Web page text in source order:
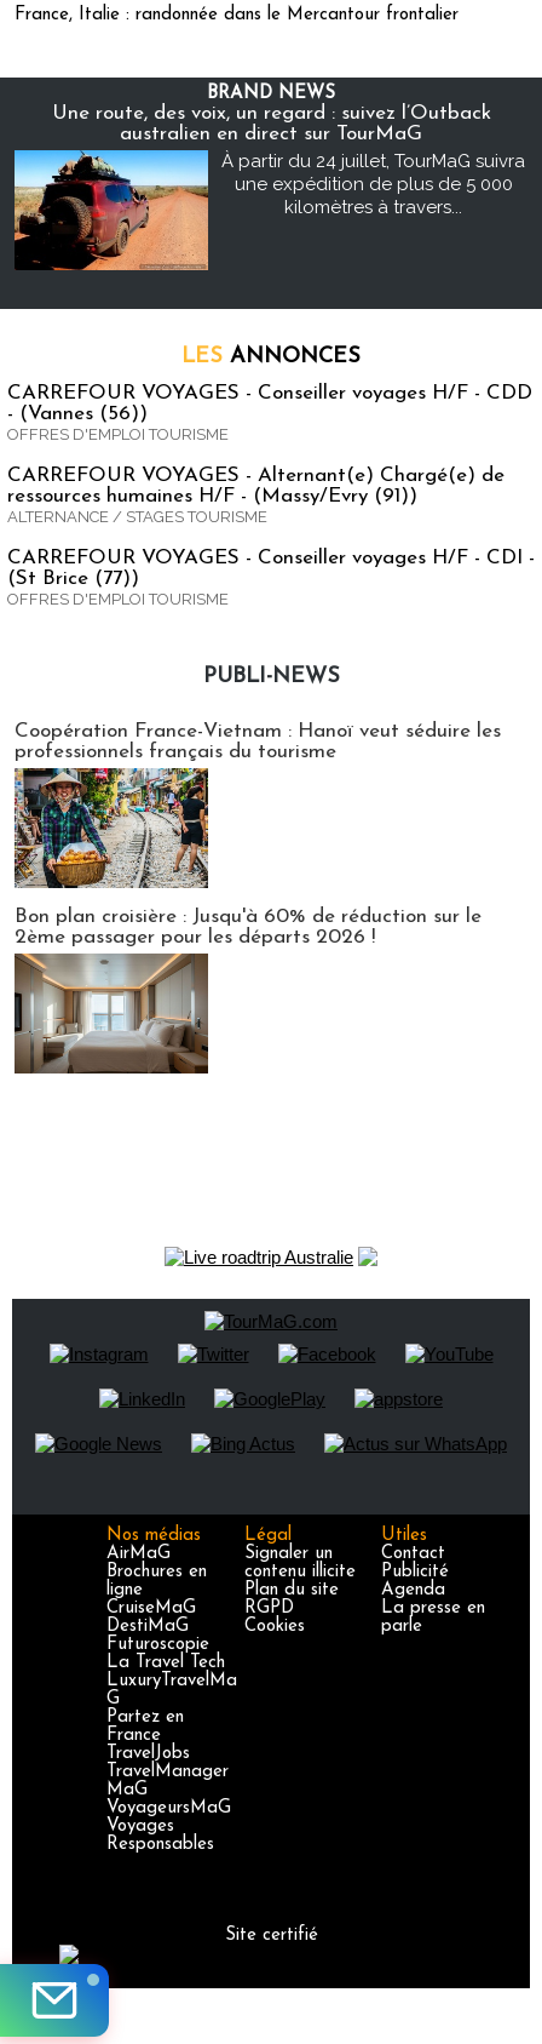
France, Italie : randonnée dans le Mercantour frontalier
BRAND NEWS
Une route, des voix, un regard : suivez l’Outback
australien en direct sur TourMaG
À partir du 24 juillet, TourMaG suivra
une expédition de plus de 5 000
kilomètres à travers...
LES ANNONCES
CARREFOUR VOYAGES - Conseiller voyages H/F - CDD
- (Vannes (56))
OFFRES D'EMPLOI TOURISME
CARREFOUR VOYAGES - Alternant(e) Chargé(e) de
ressources humaines H/F - (Massy/Evry (91))
ALTERNANCE / STAGES TOURISME
CARREFOUR VOYAGES - Conseiller voyages H/F - CDI -
(St Brice (77))
OFFRES D'EMPLOI TOURISME
PUBLI-NEWS
Coopération France-Vietnam : Hanoï veut séduire les
professionnels français du tourisme
Bon plan croisière : Jusqu'à 60% de réduction sur le
2ème passager pour les départs 2026 !
Nos médias
AirMaG
Brochures en
ligne
CruiseMaG
DestiMaG
Futuroscopie
La Travel Tech
LuxuryTravelMa
G
Partez en
France
TravelJobs
TravelManager
MaG
VoyageursMaG
Voyages
Responsables
Légal
Signaler un
contenu illicite
Plan du site
RGPD
Cookies
Utiles
Contact
Publicité
Agenda
La presse en
parle
Site certifié